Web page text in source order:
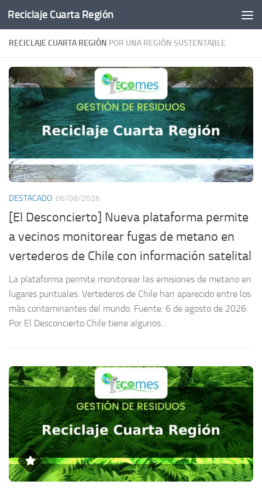
Saltar al contenido
Reciclaje Cuarta Región
RECICLAJE CUARTA REGIÓN POR UNA REGIÓN SUSTENTABLE
DESTACADO 06/08/2026
[El Desconcierto] Nueva plataforma permite
a vecinos monitorear fugas de metano en
vertederos de Chile con información satelital
La plataforma permite monitorear las emisiones de metano en
lugares puntuales. Vertederos de Chile han aparecido entre los
más contaminantes del mundo. Fuente: 6 de agosto de 2026.
Por El Desconcierto Chile tiene algunos...